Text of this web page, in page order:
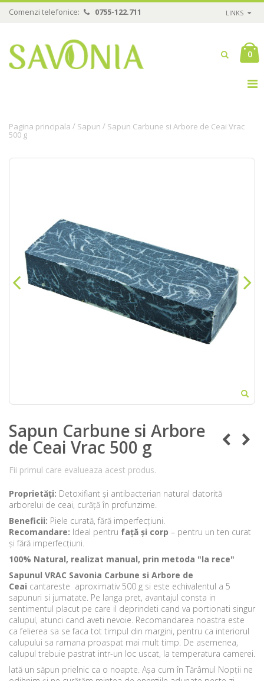
Comenzi telefonice: 0755-122.711 LINKS
0
Pagina principala / Sapun / Sapun Carbune si Arbore de Ceai Vrac
500 g
Sapun Carbune si Arbore
de Ceai Vrac 500 g
Fii primul care evalueaza acest produs.
Proprietăți: Detoxifiant și antibacterian natural datorită
arborelui de ceai, curăță în profunzime.
Beneficii: Piele curată, fără imperfecțiuni.
Recomandare: Ideal pentru față și corp – pentru un ten curat
și fără imperfecțiuni.
100% Natural, realizat manual, prin metoda "la rece"
Sapunul VRAC Savonia Carbune si Arbore de
Ceai cantareste aproximativ 500 g si este echivalentul a 5
sapunuri si jumatate. Pe langa pret, avantajul consta in
sentimentul placut pe care il deprindeti cand va portionati singur
calupul, atunci cand aveti nevoie. Recomandarea noastra este
ca felierea sa se faca tot timpul din margini, pentru ca interiorul
calupului sa ramana proaspat mai mult timp. De asemenea,
calupul trebuie pastrat intr-un loc uscat, la temperatura camerei.
Iată un săpun prielnic ca o noapte. Așa cum în Tărâmul Nopții ne